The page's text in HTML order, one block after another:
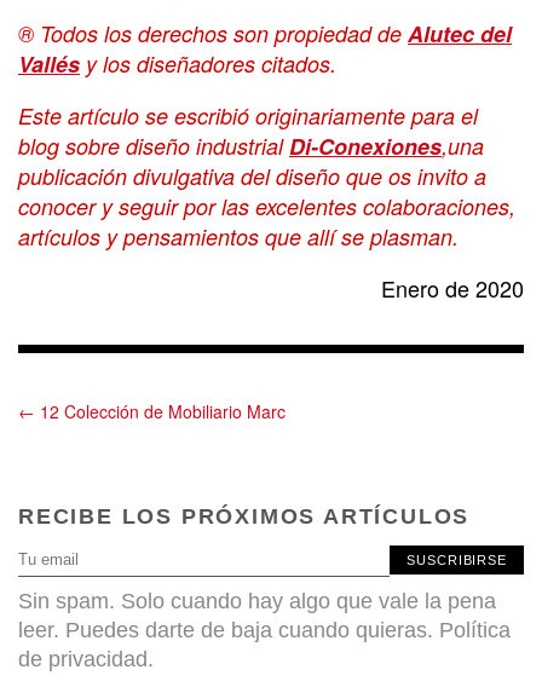
® Todos los derechos son propiedad de Alutec del
Vallés y los diseñadores citados.
Este artículo se escribió originariamente para el
blog sobre diseño industrialDi-Conexiones,una
publicación divulgativa del diseño que os invito a
conocer y seguir por las excelentes colaboraciones,
artículos y pensamientos que allí se plasman.
Enero de 2020
← 12 Colección de Mobiliario Marc
RECIBE LOS PRÓXIMOS ARTÍCULOS
SUSCRIBIRSE
Sin spam. Solo cuando hay algo que vale la pena
leer. Puedes darte de baja cuando quieras. Política
de privacidad.